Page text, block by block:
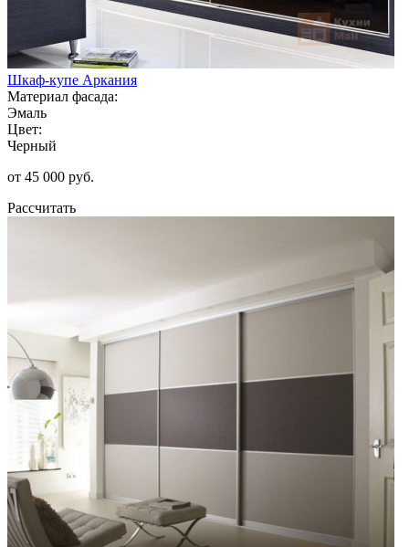
Шкаф-купе Аркания
Материал фасада:
Эмаль
Цвет:
Черный
от 45 000 руб.
Рассчитать